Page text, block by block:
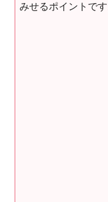
みせるポイントです